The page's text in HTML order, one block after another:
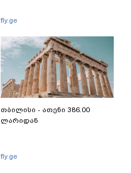
fly.ge
თბილისი - ათენი 386.00
ლარიდან
fly.ge